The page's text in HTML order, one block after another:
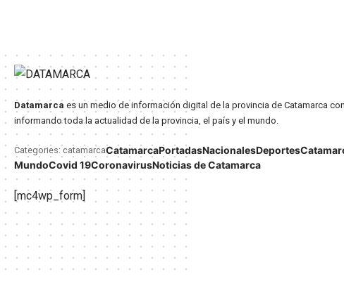
Datamarca es un medio de información digital de la provincia de Catamarca
informando toda la actualidad de la provincia, el país y el mundo.
Categories: catamarcaCatamarcaPortadasNacionalesDeportes
MundoCovid 19CoronavirusNoticias de Catamarca
[mc4wp_form]